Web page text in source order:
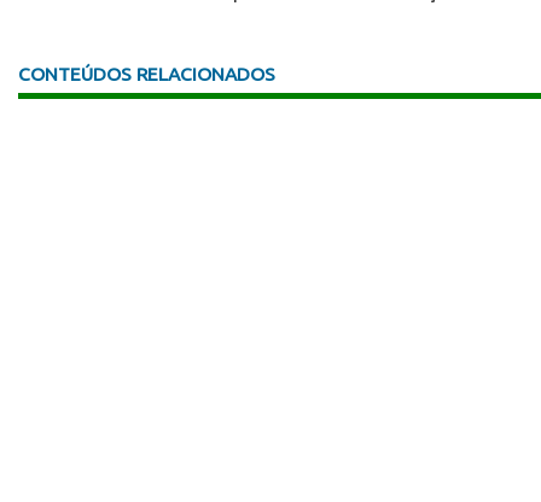
CONTEÚDOS RELACIONADOS